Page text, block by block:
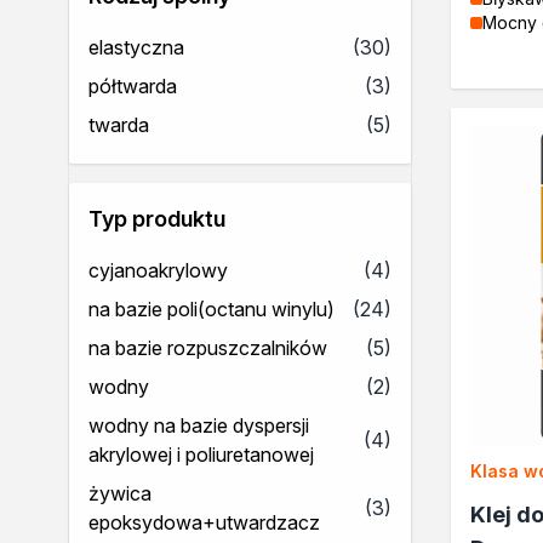
Masy szpachlowe do drewna
Lakiery dekoracyjne
Żywica epoksydowa
Farby żaroodporne
Chemia gospodarcza
Środki czyszczące
Chemia motoryzacyjna
Żywice
Zmywacze
Produkty do reperacji
Szpachlówki
Artykuły sezonowe
Akcja zima
Produkty według zadania
elastyczna (30)
półtwarda
(3) produkty
twarda
(5)
Typ produktu
cyjanoakrylowy (4)
na bazie poli(octanu winylu)
(24)
na bazie rozpuszczalników
(5)
wodny
(2)
wodny na bazie dyspersji
akrylowej i poliuretanowej
(4)
żywica
epoksydowa+utwardzacz
(3)
Mocny
Klasa
Klej